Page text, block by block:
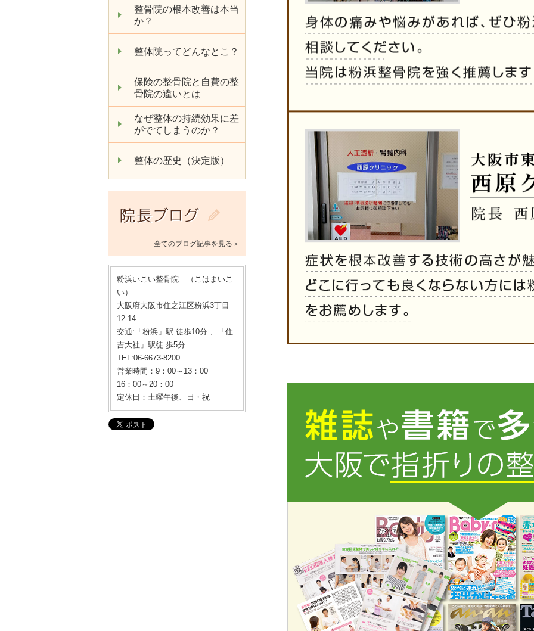
整骨院の根本改善は本当
か？
整体院ってどんなとこ？
保険の整骨院と自費の整
骨院の違いとは
なぜ整体の持続効果に差
がでてしまうのか？
整体の歴史（決定版）
全てのブログ記事を見る＞
粉浜いこい整骨院 （こはまいこ
い）
大阪府大阪市住之江区粉浜3丁目
12-14
交通:「粉浜」駅 徒歩10分 、「住
吉大社」駅徒 歩5分
TEL:06-6673-8200
営業時間：9：00～13：00
16：00～20：00
定休日：土曜午後、日・祝